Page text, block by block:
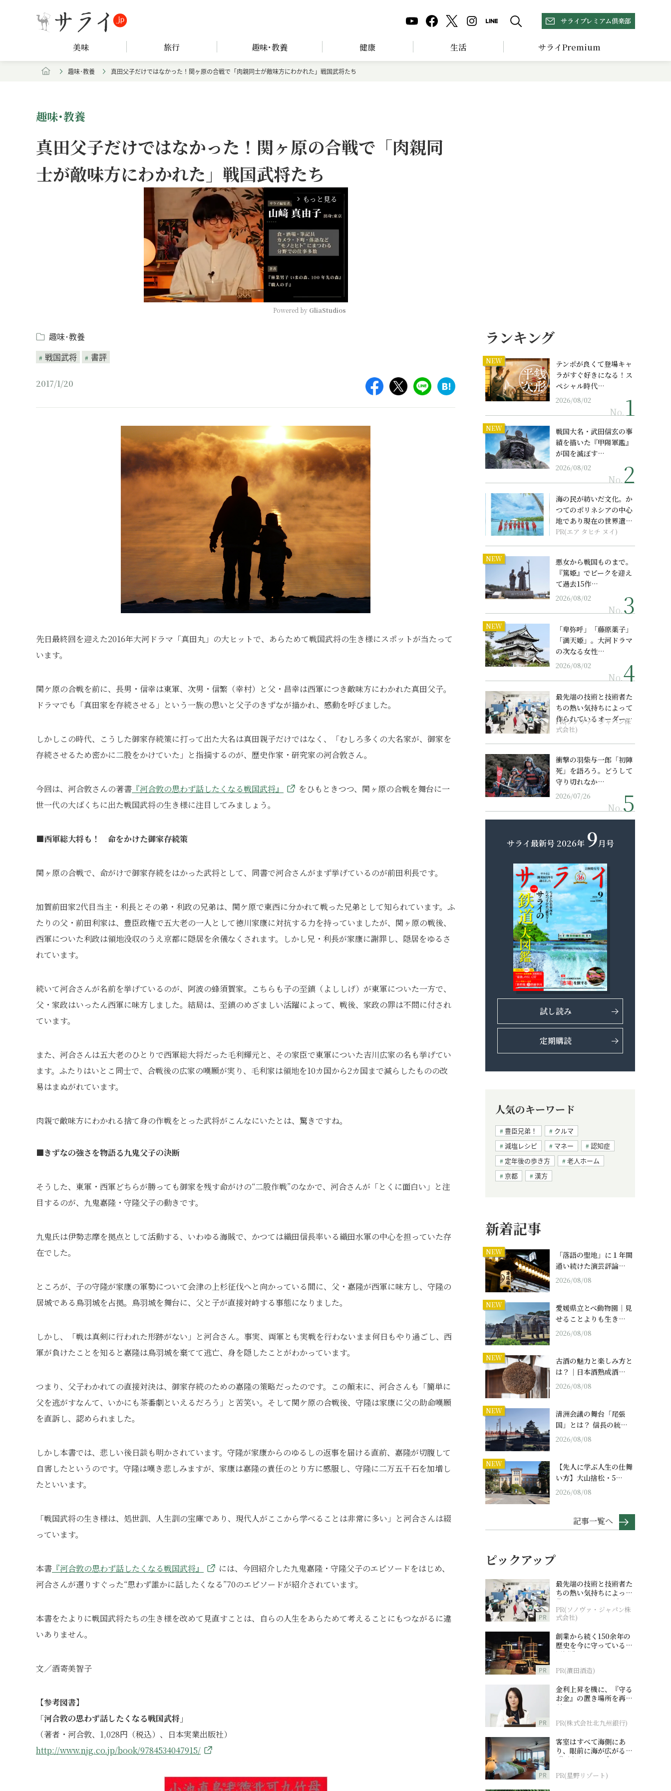
サライプレミアム倶楽部
美味 旅行 趣味･教養 健康 生活 サライPremium
趣味･教養 真田父子だけではなかった！関ヶ原の合戦で「肉親同士が敵味方にわかれた」戦国武将たち
趣味･教養
真田父子だけではなかった！関ヶ原の合戦で「肉親同
士が敵味方にわかれた」戦国武将たち
arrow_forward_ios もっと見る
Powered by GliaStudios
趣味･教養
戦国武将
書評
2017/1/20
先日最終回を迎えた2016年大河ドラマ「真田丸」の大ヒットで、あらためて戦国武将の生き様にスポットが当たって
います。
関ケ原の合戦を前に、長男・信幸は東軍、次男・信繁（幸村）と父・昌幸は西軍につき敵味方にわかれた真田父子。
ドラマでも「真田家を存続させる」という一族の思いと父子のきずなが描かれ、感動を呼びました。
しかしこの時代、こうした御家存続策に打って出た大名は真田親子だけではなく、「むしろ多くの大名家が、御家を
存続させるため密かに二股をかけていた」と指摘するのが、歴史作家・研究家の河合敦さん。
今回は、河合敦さんの著書 『河合敦の思わず話したくなる戦国武将』
をひもときつつ、関ヶ原の合戦を舞台に一
世一代の大ばくちに出た戦国武将の生き様に注目してみましょう。
■西軍総大将も！ 命をかけた御家存続策
関ヶ原の合戦で、命がけで御家存続をはかった武将として、同書で河合さんがまず挙げているのが前田利長です。
加賀前田家2代目当主・利長とその弟・利政の兄弟は、関ケ原で東西に分かれて戦った兄弟として知られています。ふ
たりの父・前田利家は、豊臣政権で五大老の一人として徳川家康に対抗する力を持っていましたが、関ヶ原の戦後、
西軍についた利政は領地没収のうえ京都に隠居を余儀なくされます。しかし兄・利長が家康に謝罪し、隠居をゆるさ
れています。
続いて河合さんが名前を挙げているのが、阿波の蜂須賀家。こちらも子の至鎮（よししげ）が東軍についた一方で、
父・家政はいったん西軍に味方しました。結局は、至鎮のめざましい活躍によって、戦後、家政の罪は不問に付され
ています。
また、河合さんは五大老のひとりで西軍総大将だった毛利輝元と、その家臣で東軍についた吉川広家の名も挙げてい
ます。ふたりはいとこ同士で、合戦後の広家の嘆願が実り、毛利家は領地を10カ国から2カ国まで減らしたものの改
易はまぬがれています。
肉親で敵味方にわかれる捨て身の作戦をとった武将がこんなにいたとは、驚きですね。
■きずなの強さを物語る九鬼父子の決断
そうした、東軍・西軍どちらが勝っても御家を残す命がけの“二股作戦”のなかで、河合さんが「とくに面白い」と注
目するのが、九鬼嘉隆・守隆父子の動きです。
九鬼氏は伊勢志摩を拠点として活動する、いわゆる海賊で、かつては織田信長率いる織田水軍の中心を担っていた存
在でした。
ところが、子の守隆が家康の軍勢について会津の上杉征伐へと向かっている間に、父・嘉隆が西軍に味方し、守隆の
居城である鳥羽城を占拠。鳥羽城を舞台に、父と子が直接対峙する事態になりました。
しかし、「戦は真剣に行われた形跡がない」と河合さん。事実、両軍とも実戦を行わないまま何日もやり過ごし、西
軍が負けたことを知ると嘉隆は鳥羽城を棄てて逃亡、身を隠したことがわかっています。
つまり、父子わかれての直接対決は、御家存続のための嘉隆の策略だったのです。この顛末に、河合さんも「簡単に
父を逃がすなんて、いかにも茶番劇といえるだろう」と苦笑い。そして関ケ原の合戦後、守隆は家康に父の助命嘆願
を直訴し、認められました。
しかし本書では、悲しい後日談も明かされています。守隆が家康からのゆるしの返事を届ける直前、嘉隆が切腹して
自害したというのです。守隆は嘆き悲しみますが、家康は嘉隆の責任のとり方に感服し、守隆に二万五千石を加増し
たといいます。
「戦国武将の生き様は、処世訓、人生訓の宝庫であり、現代人がここから学べることは非常に多い」と河合さんは綴
っています。
本書 『河合敦の思わず話したくなる戦国武将』
には、今回紹介した九鬼嘉隆・守隆父子のエピソードをはじめ、
河合さんが選りすぐった“思わず誰かに話したくなる”70のエピソードが紹介されています。
本書をたよりに戦国武将たちの生き様を改めて見直すことは、自らの人生をあらためて考えることにもつながるに違
いありません。
文／酒寄美智子
【参考図書】
「河合敦の思わず話したくなる戦国武将」
（著者・河合敦、1,028円（税込）、日本実業出版社）
http://www.njg.co.jp/book/9784534047915/
ランキング
NEW
テンポが良くて登場キャ
ラがすぐ好きになる！ス
ペシャル時代…
2026/08/02
No.
NEW
戦国大名・武田信玄の事
績を描いた『甲陽軍鑑』
が国を滅ぼす…
2026/08/02
No.
海の民が紡いだ文化。か
つてのポリネシアの中心
地であり現在の世界遺産
からみえてくる...
PR(エア タヒチ ヌイ)
NEW
悪女から戦国ものまで。
『篤姫』でピークを迎え
て過去15作…
2026/08/02
No.
NEW
「卑弥呼」「藤原薬子」
「満天姫」。大河ドラマ
の次なる女性…
2026/08/02
No.
最先端の技術と技術者た
ちの熱い気持ちによって
作られているオーダーメ
イド補聴器
PR(ソノヴァ・ジャパン株
式会社)
衝撃の羽柴与一郎「初陣
死」を語ろう。どうして
守り切れなか…
2026/07/26
No.
サライ最新号 2026年 9月号
試し読み
定期購読
人気のキーワード
豊臣兄弟！
クルマ
減塩レシピ
マネー
認知症
定年後の歩き方
老人ホーム
京都
漢方
新着記事
NEW
「落語の聖地」に１年間
通い続けた演芸評論…
2026/08/08
NEW
愛媛県立とべ動物園｜見
せることよりも生き…
2026/08/08
NEW
古酒の魅力と楽しみ方と
は？｜日本酒熟成酒…
2026/08/08
NEW
清洲会議の舞台「尾張
国」とは？ 信長の統…
2026/08/08
NEW
【先人に学ぶ人生の仕舞
い方】大山捨松・5…
2026/08/08
記事一覧へ
ピックアップ
PR
最先端の技術と技術者た
ちの熱い気持ちによって
作られているオーダーメ
イド補聴器
PR(ソノヴァ・ジャパン株
式会社)
PR
創業から続く150余年の
歴史を今に守っている濵
田酒造
PR(濵田酒造)
PR
金利上昇を機に、『守る
お金』の置き場所を再検
討
PR(株式会社北九州銀行)
PR
客室はすべて海側にあ
り、眼前に海が広がる
『西表島ホテル by 星野
PR(星野リゾート)